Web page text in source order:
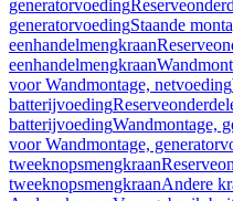
generatorvoeding
generatorvoedingStaande
eenhandelmengkraan
eenhandelmengkraan
voor Wandmontage, netvoeding
batterijvoeding
batterijvoedingWandmontage,
voor Wandmontage,
tweeknopsmengkraan
tweeknopsmengkraanAndere